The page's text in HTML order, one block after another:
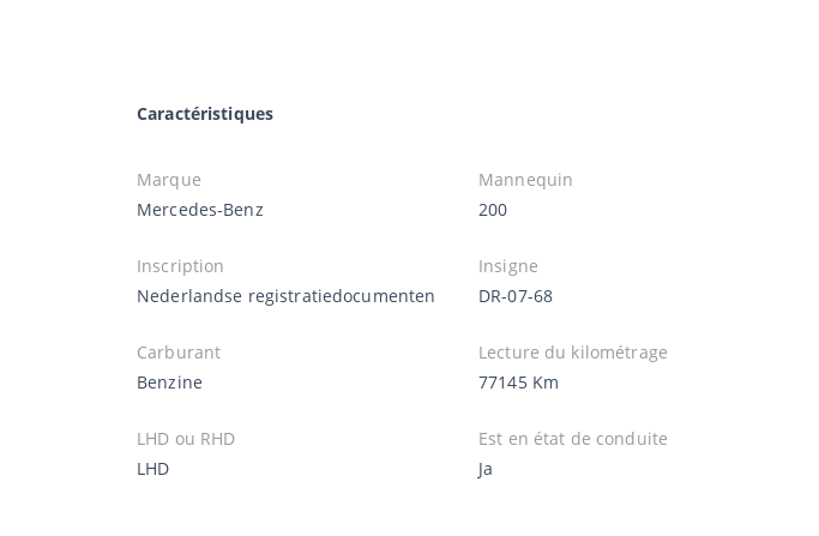
Caractéristiques
Marque
Mercedes-Benz
Mannequin
200
Inscription
Nederlandse registratiedocumenten
Insigne
DR-07-68
Carburant
Benzine
Lecture du kilométrage
77145 Km
LHD ou RHD
LHD
Est en état de conduite
Ja